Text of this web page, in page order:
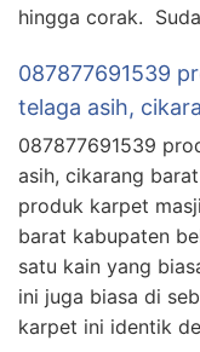
hingga corak.
087877691539
telaga asih,
087877691539
asih, cikarang
produk karpet
barat kabupaten
satu kain yang
ini juga biasa di
karpet ini identik